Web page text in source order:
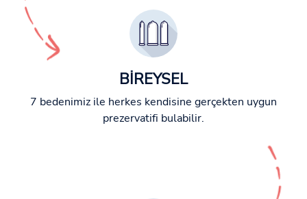
BİREYSEL
7 bedenimiz ile herkes kendisine gerçekten uygun
prezervatifi bulabilir.